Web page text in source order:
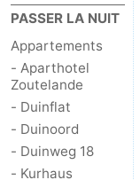
PASSER LA NUIT
Appartements
- Aparthotel
Zoutelande
- Duinflat
- Duinoord
- Duinweg 18
- Kurhaus